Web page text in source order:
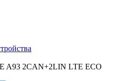
A93 2CAN+2LIN LTE ECO